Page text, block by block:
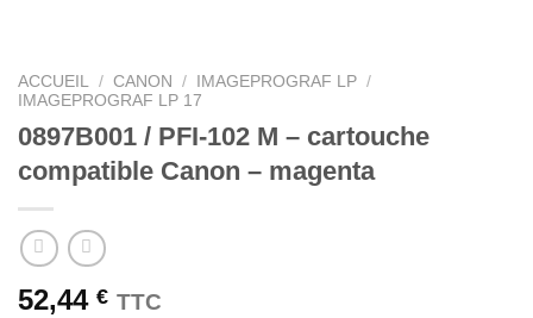
ACCUEIL / CANON / IMAGEPROGRAF LP /
IMAGEPROGRAF LP 17
0897B001 / PFI-102 M – cartouche
compatible Canon – magenta
52,44 € TTC